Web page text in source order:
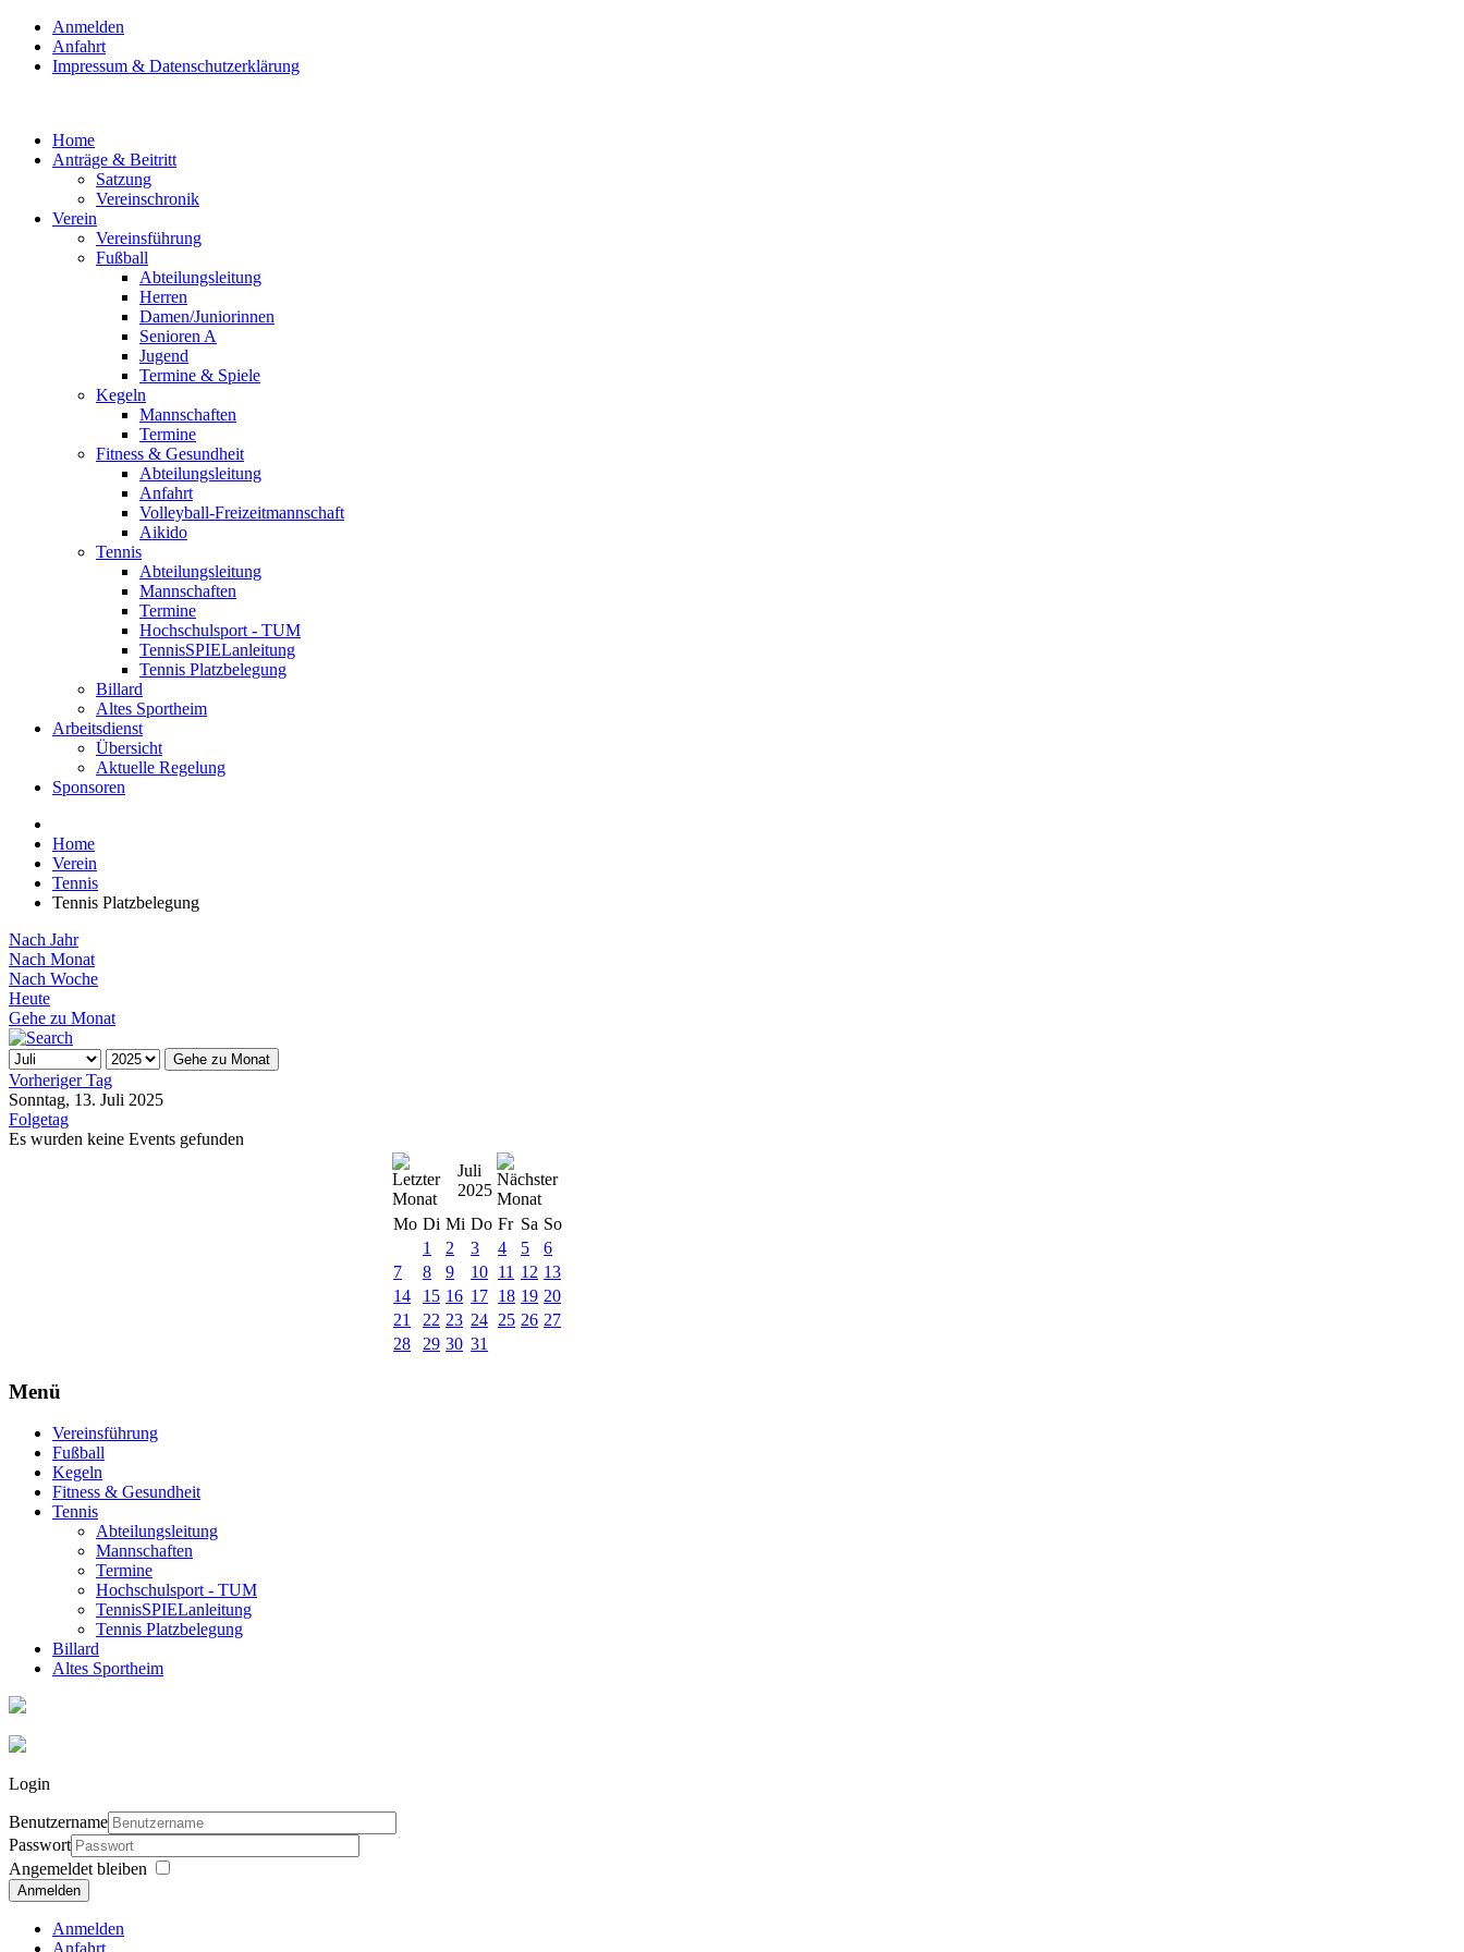
Anmelden
Anfahrt
Impressum & Datenschutzerklärung
Home
Anträge & Beitritt
Satzung
Vereinschronik
Verein
Vereinsführung
Fußball
Abteilungsleitung
Herren
Damen/Juniorinnen
Senioren A
Jugend
Termine & Spiele
Kegeln
Mannschaften
Termine
Fitness & Gesundheit
Abteilungsleitung
Anfahrt
Volleyball-Freizeitmannschaft
Aikido
Tennis
Abteilungsleitung
Mannschaften
Termine
Hochschulsport - TUM
TennisSPIELanleitung
Tennis Platzbelegung
Billard
Altes Sportheim
Arbeitsdienst
Übersicht
Aktuelle Regelung
Sponsoren
Home
Verein
Tennis
Tennis Platzbelegung
Nach Jahr
Nach Monat
Nach Woche
Heute
Gehe zu Monat
Gehe zu Monat
Vorheriger Tag
Sonntag, 13. Juli 2025
Folgetag
Es wurden keine Events gefunden
Juli
2025
Mo Di Mi Do Fr Sa So
1
2 3 4 5
6
7
8 9 10 11 12 13
14
15 16 17 18 19 20
21
22 23 24 25 26 27
28
29 30 31
Menü
Vereinsführung
Fußball
Kegeln
Fitness & Gesundheit
Tennis
Abteilungsleitung
Mannschaften
Termine
Hochschulsport - TUM
TennisSPIELanleitung
Tennis Platzbelegung
Billard
Altes Sportheim
Login
Benutzername
Passwort
Angemeldet bleiben
Anmelden
Anmelden